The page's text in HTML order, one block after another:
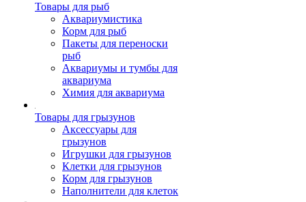
Товары для рыб
Аквариумистика
Корм для рыб
Пакеты для переноски
рыб
Аквариумы и тумбы для
аквариума
Химия для аквариума
Товары для грызунов
Аксессуары для
грызунов
Игрушки для грызунов
Клетки для грызунов
Корм для грызунов
Наполнители для клеток